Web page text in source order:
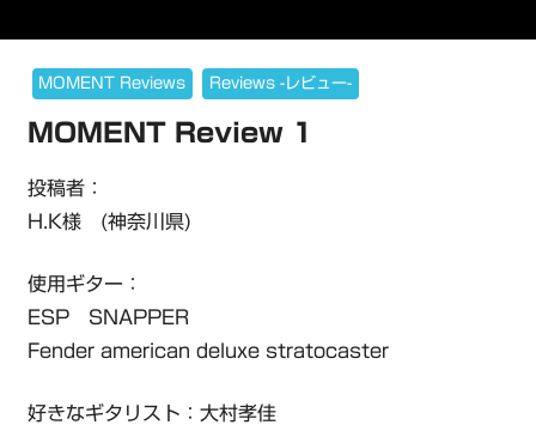
MOMENT Reviews Reviews -レビュー-
MOMENT Review 1
投稿者：
H.K様 (神奈川県)
使用ギター：
ESP SNAPPER
Fender american deluxe stratocaster
好きなギタリスト：大村孝佳